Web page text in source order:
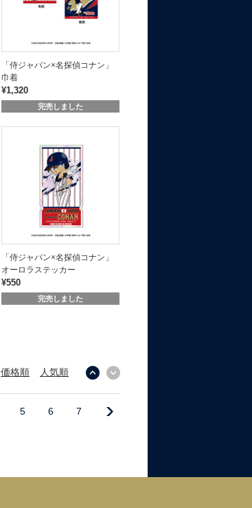
「侍ジャパン×名探偵コナン」
巾着
¥1,320
完売しました
「侍ジャパン×名探偵コナン」
オーロラステッカー
¥550
完売しました
価格順 人気順
5 6 7